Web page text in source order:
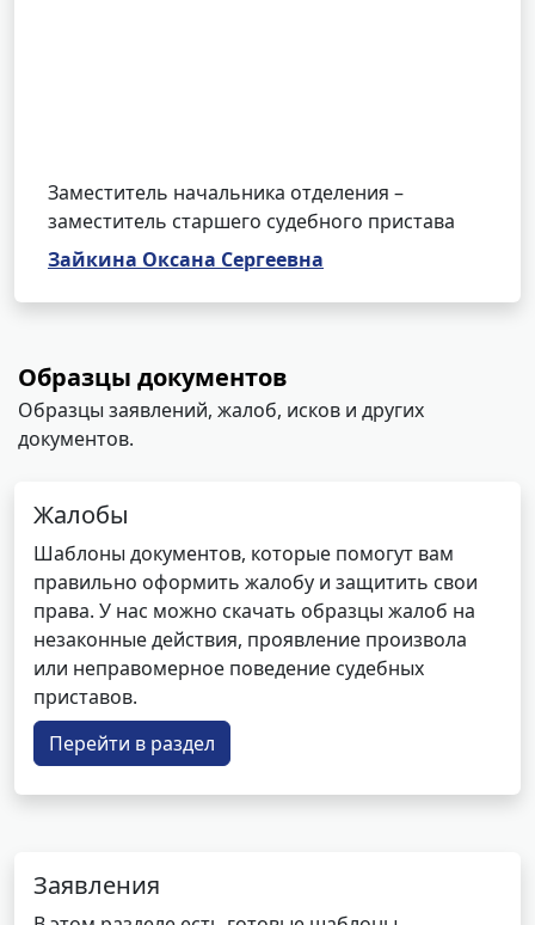
Заместитель начальника отделения –
заместитель старшего судебного пристава
Зайкина Оксана Сергеевна
Образцы документов
Образцы заявлений, жалоб, исков и других
документов.
Жалобы
Шаблоны документов, которые помогут вам
правильно оформить жалобу и защитить свои
права. У нас можно скачать образцы жалоб на
незаконные действия, проявление произвола
или неправомерное поведение судебных
приставов.
Перейти в раздел
Заявления